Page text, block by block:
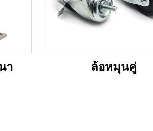
า ล้อหมุนคู่